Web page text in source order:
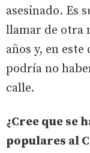
asesinado. Es
llamar de otra
años y, en
podría no
calle.
¿Cree que se
populares al